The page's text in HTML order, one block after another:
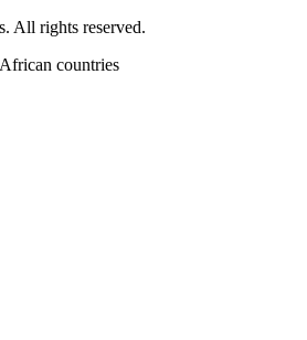
All rights reserved.
countries